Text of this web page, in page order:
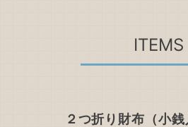
ITEMS
２つ折り財布（小銭